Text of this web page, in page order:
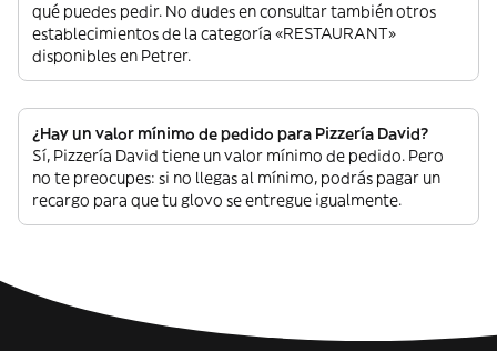
qué puedes pedir. No dudes en consultar también otros
establecimientos de la categoría «RESTAURANT»
disponibles en Petrer.
¿Hay un valor mínimo de pedido para Pizzería David?
Sí, Pizzería David tiene un valor mínimo de pedido. Pero
no te preocupes: si no llegas al mínimo, podrás pagar un
recargo para que tu glovo se entregue igualmente.